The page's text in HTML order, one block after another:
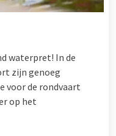
waterpret! In de
zijn genoeg
voor de rondvaart
op het